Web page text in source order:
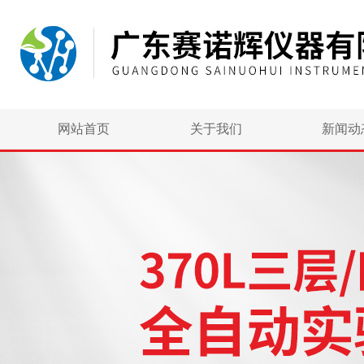
网站首页 关于我们 新闻动